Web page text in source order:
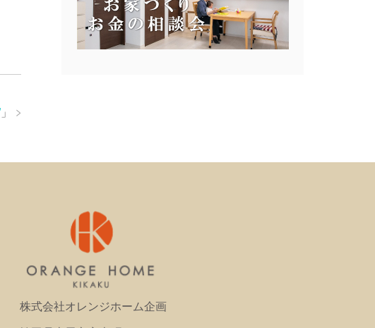
」
株式会社オレンジホーム企画